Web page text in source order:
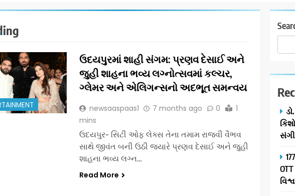
ઉદયપુરમાં શાહી સંગમ: પ્રણવ દેસાઈ અને
જુહી શાહના ભવ્ય લગ્નોત્સવમાં કલ્ચર,
ગ્લેમર અને એલિગન્સનો અદભૂત સમન્વય
newsaaspaas1 7 months ago 0
1
mins
ઉદયપુર- સિટી ઓફ લેક્સ તેના તમામ રાજવી વૈભવ
સાથે જીવંત બની ઉઠી જ્યારે પ્રણવ દેસાઈ અને જુહી
શાહના ભવ્ય લગ્ન…
Read More